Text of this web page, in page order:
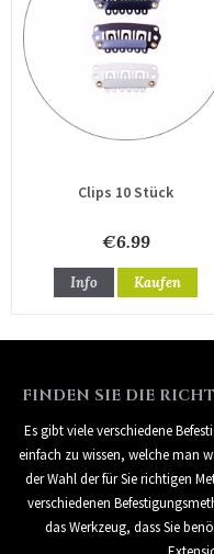
Clips 10 Stück
€6.99
Info Kaufen
FINDEN SIE DIE
Es gibt viele verschiedene
einfach zu wissen, welche man
der Wahl der für Sie richtigen
verschiedenen
das Werkzeug, dass Sie